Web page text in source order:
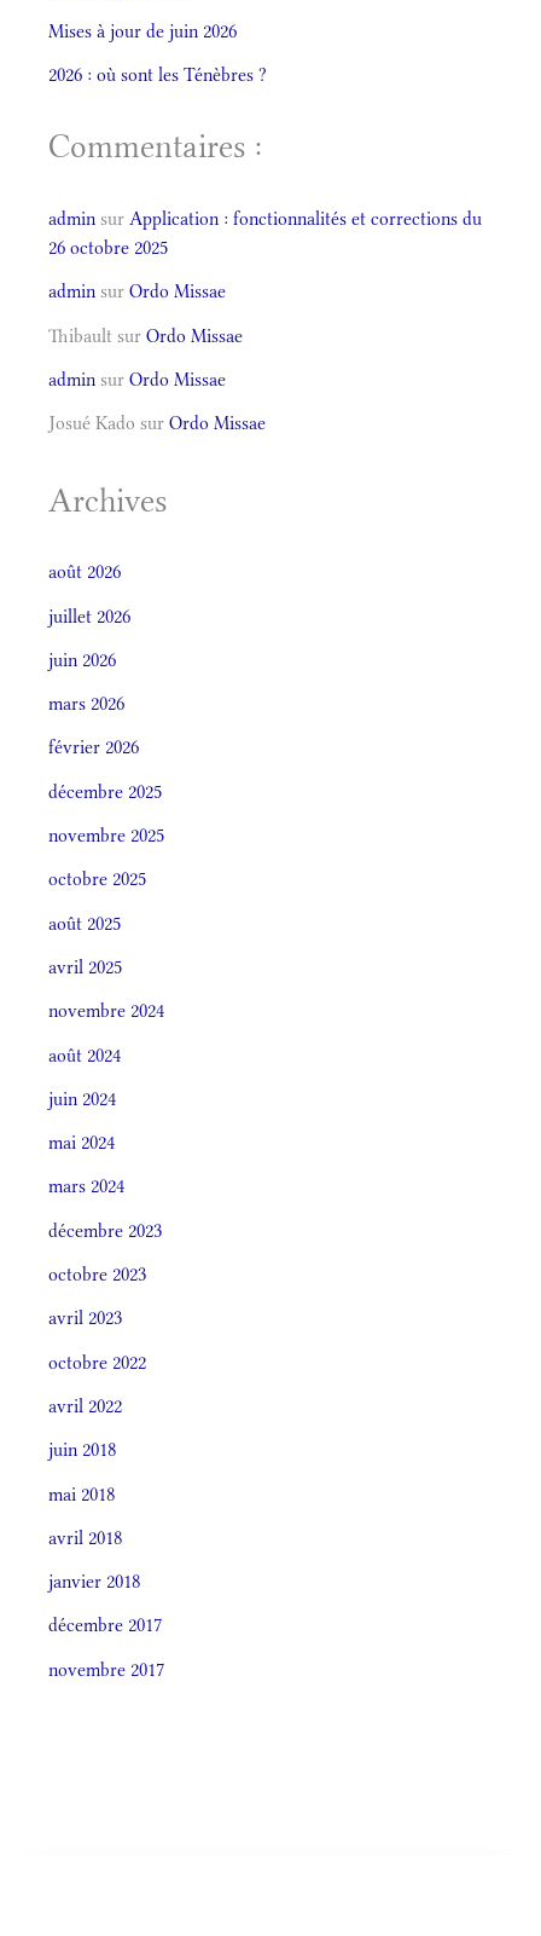
Mises à jour de juin 2026
2026 : où sont les Ténèbres ?
Commentaires :
admin sur Application : fonctionnalités et corrections du
26 octobre 2025
admin sur Ordo Missae
Thibault sur Ordo Missae
admin sur Ordo Missae
Josué Kado sur Ordo Missae
Archives
août 2026
juillet 2026
juin 2026
mars 2026
février 2026
décembre 2025
novembre 2025
octobre 2025
août 2025
avril 2025
novembre 2024
août 2024
juin 2024
mai 2024
mars 2024
décembre 2023
octobre 2023
avril 2023
octobre 2022
avril 2022
juin 2018
mai 2018
avril 2018
janvier 2018
décembre 2017
novembre 2017